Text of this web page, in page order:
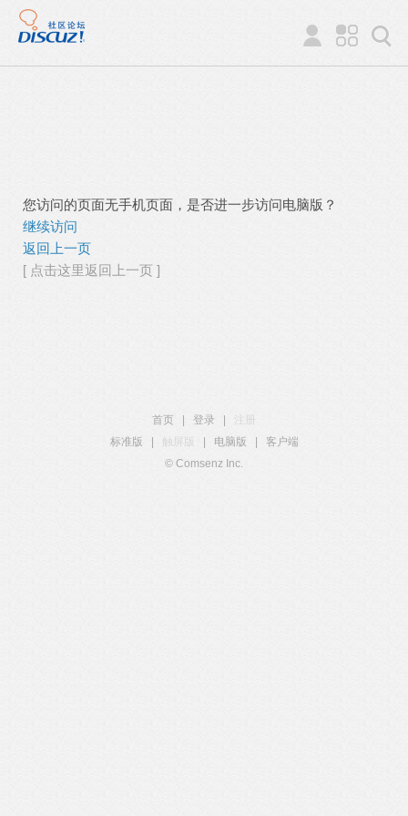
您访问的页面无手机页面，是否进一步访问电脑版？
继续访问
返回上一页
[ 点击这里返回上一页 ]
首页 登录
注册
标准版
触屏版 电脑版
客户端
© Comsenz Inc.